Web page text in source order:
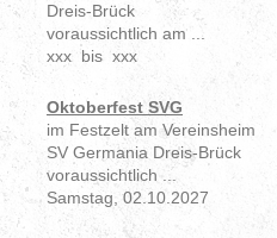
Dreis-Brück
voraussichtlich am ...
xxx bis xxx
Oktoberfest SVG
im Festzelt am Vereinsheim
SV Germania Dreis-Brück
voraussichtlich ...
Samstag, 02.10.2027